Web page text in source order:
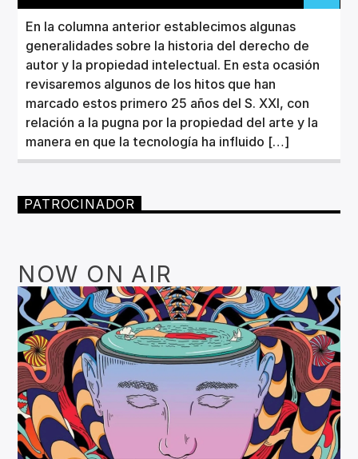
En la columna anterior establecimos algunas
generalidades sobre la historia del derecho de
autor y la propiedad intelectual. En esta ocasión
revisaremos algunos de los hitos que han
marcado estos primero 25 años del S. XXI, con
relación a la pugna por la propiedad del arte y la
manera en que la tecnología ha influido […]
PATROCINADOR
NOW ON AIR